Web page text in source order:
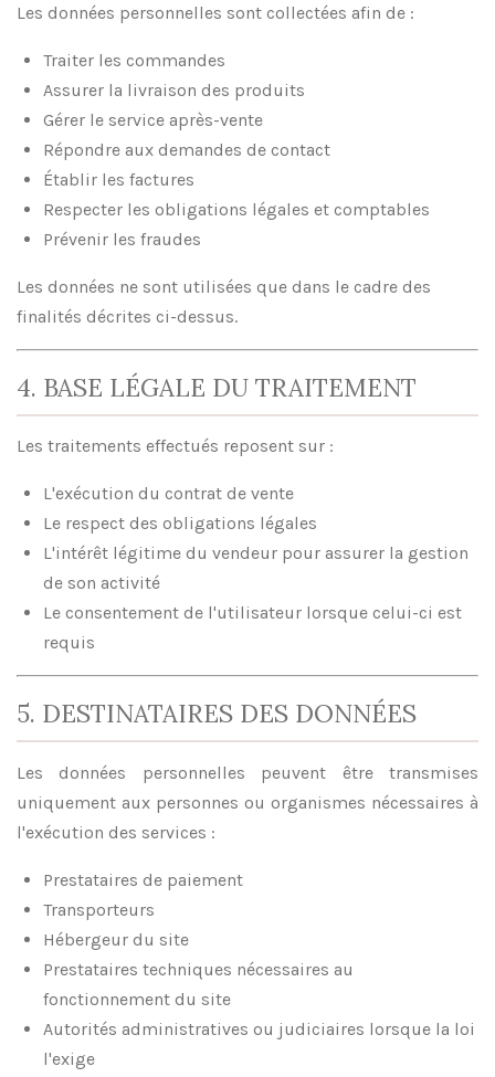
Les données personnelles sont collectées afin de :
Traiter les commandes
Assurer la livraison des produits
Gérer le service après-vente
Répondre aux demandes de contact
Établir les factures
Respecter les obligations légales et comptables
Prévenir les fraudes
Les données ne sont utilisées que dans le cadre des
finalités décrites ci-dessus.
4. BASE LÉGALE DU TRAITEMENT
Les traitements effectués reposent sur :
L'exécution du contrat de vente
Le respect des obligations légales
L'intérêt légitime du vendeur pour assurer la gestion
de son activité
Le consentement de l'utilisateur lorsque celui-ci est
requis
5. DESTINATAIRES DES DONNÉES
Les données personnelles peuvent être transmises
uniquement aux personnes ou organismes nécessaires à
l'exécution des services :
Prestataires de paiement
Transporteurs
Hébergeur du site
Prestataires techniques nécessaires au
fonctionnement du site
Autorités administratives ou judiciaires lorsque la loi
l'exige